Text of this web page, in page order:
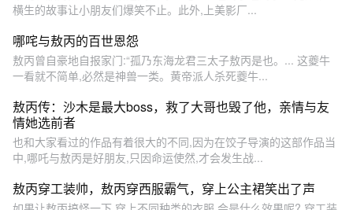
横生的故事让小朋友们爆笑不止。此外,上美影厂...
哪咤与敖丙的百世恩怨
敖丙曾自豪地自报家门:“孤乃东海龙君三太子敖丙是也。... 这夔牛
一看就不简单,必然是神兽一类。黄帝派人杀死夔牛...
敖丙传：沙木是最大boss，救了大哥也毁了他，亲情与友
情她选前者
也和大家看过的作品有着很大的不同,因为在饺子导演的这部作品当
中,哪吒与敖丙是好朋友,只因命运使然,才会发生战...
敖丙穿工装帅，敖丙穿西服霸气，穿上公主裙笑出了声